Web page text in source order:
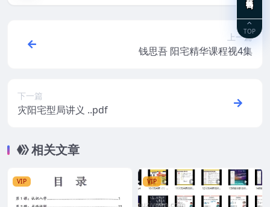
上一篇
钱思吾 阳宅精华课程视4集
下一篇
灾阳宅型局讲义 ..pdf
相关文章
VIP VIP
TOP